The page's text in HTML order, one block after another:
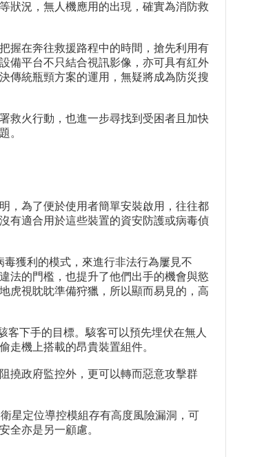
狀況，無人機應用的出現，確實為消防救
握在奔往救援路程中的時間，搶先利用有
備平台不只結合視訊影像，亦可具有紅外
傳統瓶頸方案的運用，無疑將成為防災搜
救火行動，也進一步尋找到受困者且加快
。
，為了便於使用者簡單安裝啟用，往往都
有適合用於這些裝置的資安防護或病毒偵
獲利的模式，來進行非法行為屢見不
法的門檻，也提升了他們出手的機會與慾
虎視眈眈準備狩獵，所以顯而易見的，高
下手的目標。駭客可以預先埋伏在無人
走機上搭載的昂貴裝置組件。
撓政府監控外，更可以轉而惡意攻擊群
星定位導控模組存有高度風險漏洞，可
全亦是另一顧慮。